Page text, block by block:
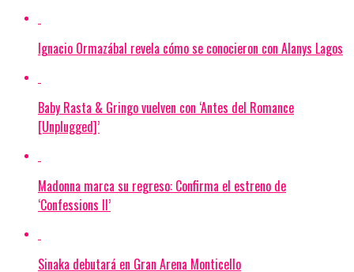
Ignacio Ormazábal revela cómo se conocieron con Alanys Lagos
Baby Rasta & Gringo vuelven con ‘Antes del Romance
[Unplugged]’
Madonna marca su regreso: Confirma el estreno de
‘Confessions II’
Sinaka debutará en Gran Arena Monticello